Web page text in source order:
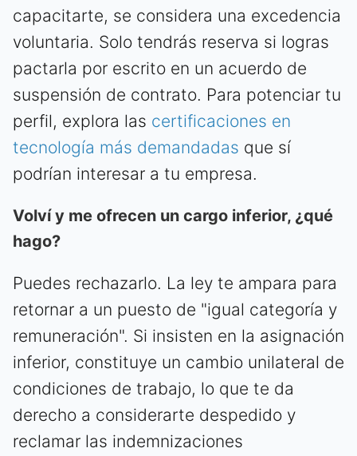
capacitarte, se considera una excedencia
voluntaria. Solo tendrás reserva si logras
pactarla por escrito en un acuerdo de
suspensión de contrato. Para potenciar tu
perfil, explora las certificaciones en
tecnología más demandadas que sí
podrían interesar a tu empresa.
Volví y me ofrecen un cargo inferior, ¿qué
hago?
Puedes rechazarlo. La ley te ampara para
retornar a un puesto de "igual categoría y
remuneración". Si insisten en la asignación
inferior, constituye un cambio unilateral de
condiciones de trabajo, lo que te da
derecho a considerarte despedido y
reclamar las indemnizaciones